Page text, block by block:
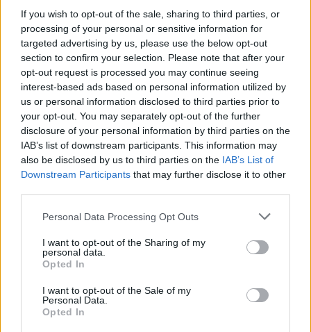
If you wish to opt-out of the sale, sharing to third parties, or
processing of your personal or sensitive information for
targeted advertising by us, please use the below opt-out
section to confirm your selection. Please note that after your
opt-out request is processed you may continue seeing
interest-based ads based on personal information utilized by
us or personal information disclosed to third parties prior to
your opt-out. You may separately opt-out of the further
disclosure of your personal information by third parties on the
IAB’s list of downstream participants. This information may
also be disclosed by us to third parties on the IAB’s List of
Downstream Participants that may further disclose it to other
Personal Data Processing Opt Outs
I want to opt-out of the Sharing of my
personal data.
Opted In
I want to opt-out of the Sale of my
Personal Data.
Opted In
Naročite se
Imaš novico, informacijo, fotografijo ali video, ki bi nas utegnila
zanimati? Najboljše nagradimo.
Pošlji
Moji Mediji d.o.o.
sobotainfo.com•mariborinfo.com•ptujinfo.com•pomurec.com
Vse pravice pridržane © 2026
Tematike
Slovenija
Svet
Politika
Prijavi se na cajtng